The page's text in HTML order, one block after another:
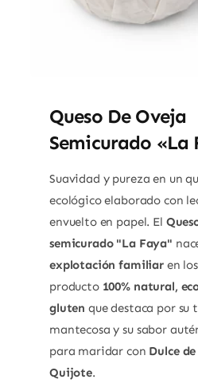
Queso De Oveja
Semicurado «La
Suavidad y pureza en un
ecológico elaborado con
envuelto en papel. El
semicurado "La Faya"
explotación familiaren
producto 100% natural,
gluten que destaca por su
mantecosa y su sabor
para maridar con Dulce
Quijote.